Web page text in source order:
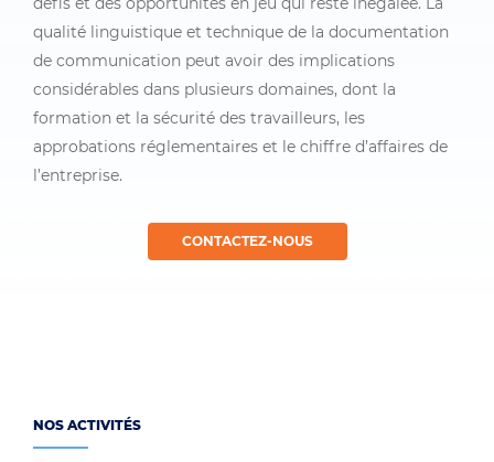
qualité linguistique et technique de la documentation
de communication peut avoir des implications
considérables dans plusieurs domaines, dont la
formation et la sécurité des travailleurs, les
approbations réglementaires et le chiffre d’affaires de
l’entreprise.
CONTACTEZ-NOUS
NOS ACTIVITÉS